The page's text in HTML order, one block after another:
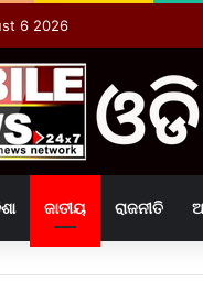
6 2026
ଜାତୀୟ ରାଜନୀତି